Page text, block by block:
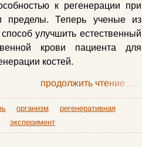
к регенерации при
пределы. Теперь ученые из
улучшить естественный
крови пациента для
костей.
продолжить чтение ......
организм
регенеративная
эксперимент